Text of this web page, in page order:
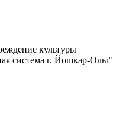
культуры
система г. Йошкар-Олы"